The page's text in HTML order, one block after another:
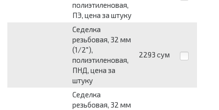
полиэтиленовая,
ПЭ, цена за штуку
Седелка
резьбовая, 32 мм
(1/2"),
полиэтиленовая,
ПНД, цена за
штуку
2293 сум
Седелка
резьбовая, 32 мм